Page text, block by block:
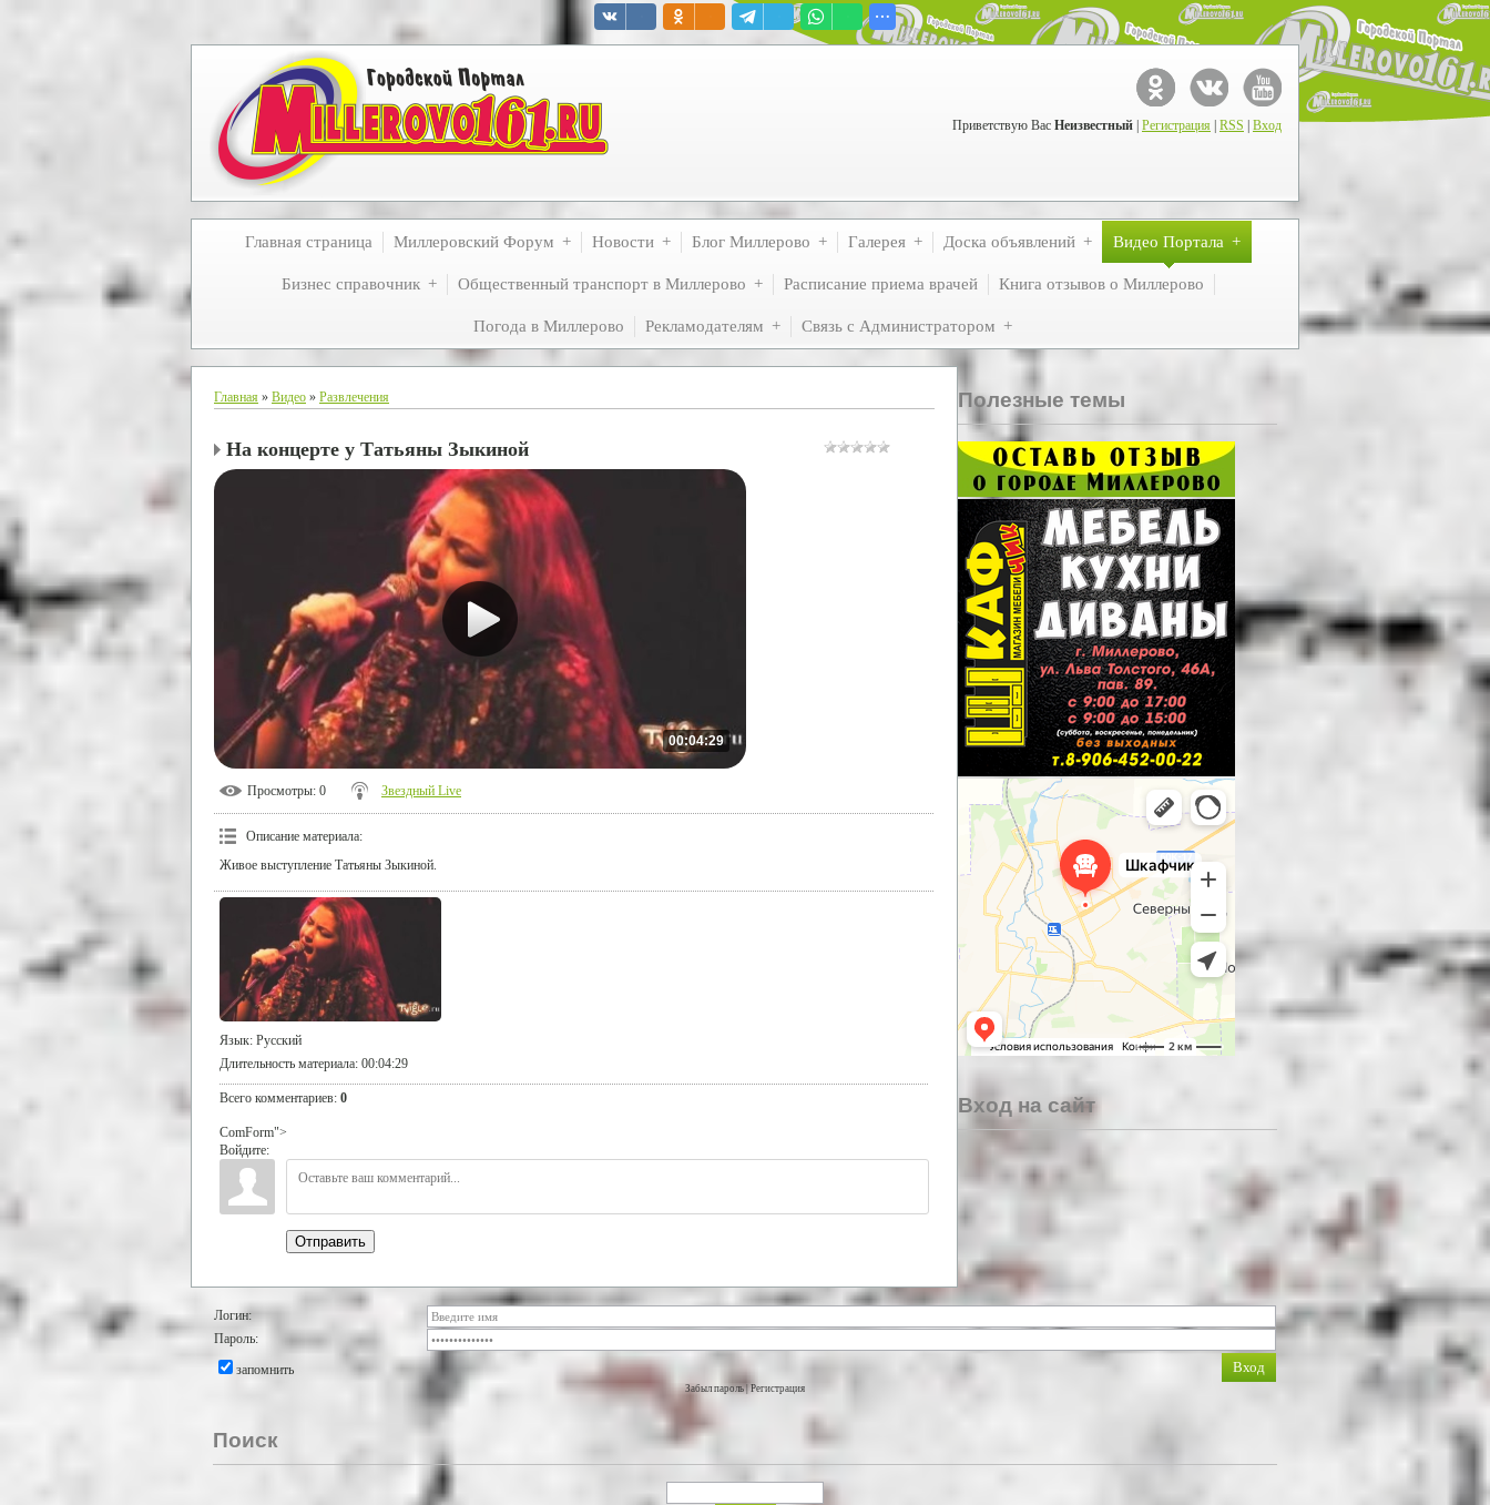
Приветствую Вас Неизвестный Регистрация RSS Вход
Главная страница Миллеровский Форум Новости Блог Миллерово Галерея Доска объявлений Видео Портала
Бизнес справочник Общественный транспорт в Миллерово Расписание приема врачей Книга отзывов о Миллерово
Погода в Миллерово Рекламодателям Связь с Администратором
Главная » Видео » Развлечения
На концерте у Татьяны Зыкиной
00:04:29
Просмотры: 0 Звездный Live
Описание материала:
Живое выступление Татьяны Зыкиной.
Язык: Русский
Длительность материала: 00:04:29
Всего комментариев: 0
ComForm">
Войдите:
Отправить
Полезные темы
Вход на сайт
Логин:
Пароль:
запомнить
Забыл пароль|Регистрация
Поиск